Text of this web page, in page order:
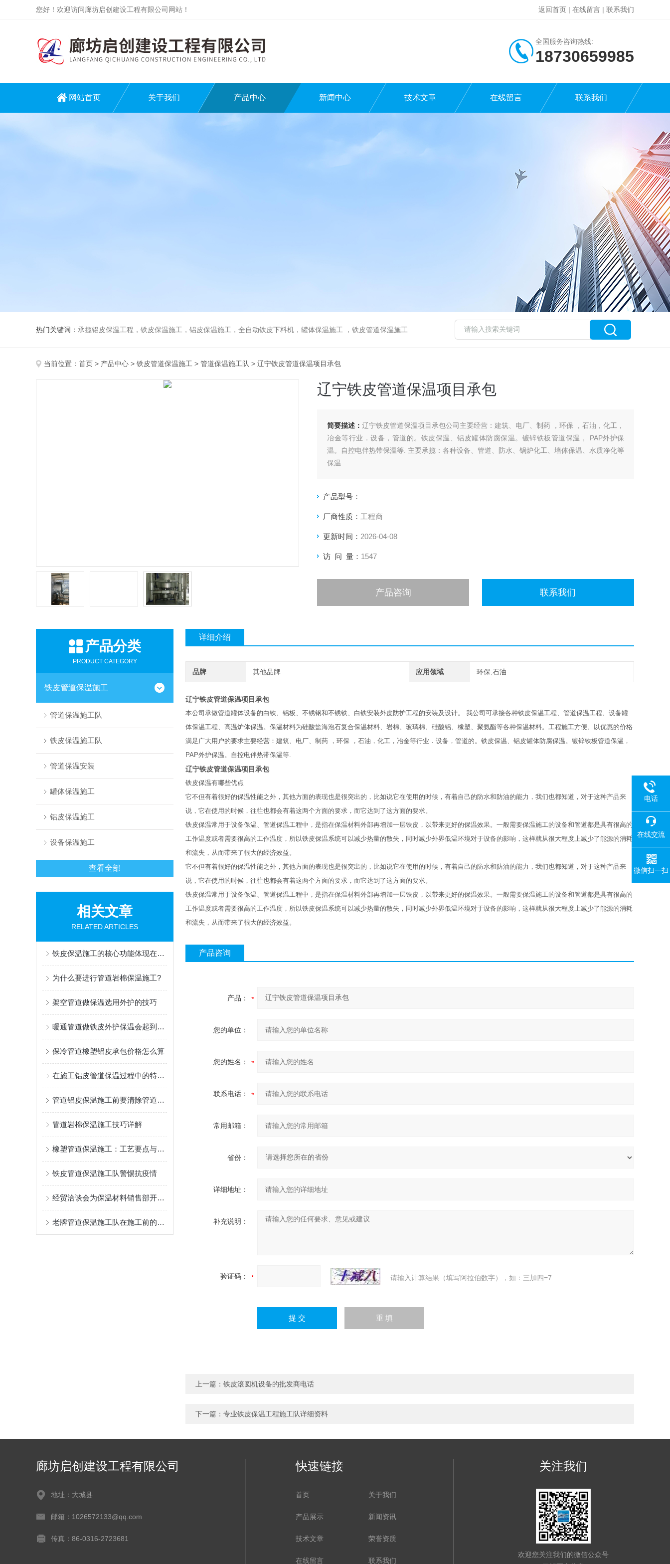
您好！欢迎访问廊坊启创建设工程有限公司网站！ 返回首页 | 在线留言 | 联系我们
全国服务咨询热线:
18730659985
网站首页 关于我们 产品中心 新闻中心 技术文章 在线留言 联系我们
热门关键词： 承揽铝皮保温工程，铁皮保温施工，铝皮保温施工，全自动铁皮下料机，罐体保温施工 ，铁皮管道保温施工
当前位置： 首页 > 产品中心 > 铁皮管道保温施工 > 管道保温施工队 > 辽宁铁皮管道保温项目承包
辽宁铁皮管道保温项目承包
简要描述： 辽宁铁皮管道保温项目承包公司主要经营：建筑、电厂、制药 ，环保 ，石油，化工，
冶金等行业．设备，管道的。铁皮保温、铝皮罐体防腐保温。镀锌铁板管道保温， PAP外护保
温。自控电伴热带保温等. 主要承揽：各种设备、管道、防水、锅炉化工、墙体保温、水质净化等
保温
产品型号：
厂商性质： 工程商
更新时间： 2026-04-08
访 问 量： 1547
产品咨询 联系我们
产品分类
PRODUCT CATEGORY
铁皮管道保温施工
管道保温施工队
铁皮保温施工队
管道保温安装
罐体保温施工
铝皮保温施工
设备保温施工
查看全部
相关文章
RELATED ARTICLES
铁皮保温施工的核心功能体现在三个方面
为什么要进行管道岩棉保温施工?
架空管道做保温选用外护的技巧
暖通管道做铁皮外护保温会起到什么作用
保冷管道橡塑铝皮承包价格怎么算
在施工铝皮管道保温过程中的特点是什么
管道铝皮保温施工前要清除管道表面的油污、铁锈、灰尘等杂物
管道岩棉保温施工技巧详解
橡塑管道保温施工：工艺要点与节能环保新趋势
铁皮管道保温施工队警惕抗疫情
经贸洽谈会为保温材料销售部开拓市场
老牌管道保温施工队在施工前的这四大准备工作
详细介绍
品牌 其他品牌 应用领域 环保,石油
辽宁铁皮管道保温项目承包
本公司承做管道罐体设备的白铁、铝板、不锈钢和不锈铁、白铁安装外皮防护工程的安装及设计。 我公司可承接各种铁皮保温工程、管道保温工程、设备罐
体保温工程、高温炉体保温。保温材料为硅酸盐海泡石复合保温材料、岩棉、玻璃棉、硅酸铝、橡塑、聚氨酯等各种保温材料。工程施工方便、以优惠的价格
满足广大用户的要求主要经营：建筑、电厂、制药 ，环保 ，石油，化工，冶金等行业．设备，管道的。铁皮保温、铝皮罐体防腐保温。镀锌铁板管道保温，
PAP外护保温。自控电伴热带保温等.
辽宁铁皮管道保温项目承包
铁皮保温有哪些优点
它不但有着很好的保温性能之外，其他方面的表现也是很突出的，比如说它在使用的时候，有着自己的防水和防油的能力，我们也都知道，对于这种产品来
说，它在使用的时候，往往也都会有着这两个方面的要求，而它达到了这方面的要求。
铁皮保温常用于设备保温、管道保温工程中，是指在保温材料外部再增加一层铁皮，以带来更好的保温效果。一般需要保温施工的设备和管道都是具有很高的
工作温度或者需要很高的工作温度，所以铁皮保温系统可以减少热量的散失，同时减少外界低温环境对于设备的影响，这样就从很大程度上减少了能源的消耗
和流失，从而带来了很大的经济效益。
它不但有着很好的保温性能之外，其他方面的表现也是很突出的，比如说它在使用的时候，有着自己的防水和防油的能力，我们也都知道，对于这种产品来
说，它在使用的时候，往往也都会有着这两个方面的要求，而它达到了这方面的要求。
铁皮保温常用于设备保温、管道保温工程中，是指在保温材料外部再增加一层铁皮，以带来更好的保温效果。一般需要保温施工的设备和管道都是具有很高的
工作温度或者需要很高的工作温度，所以铁皮保温系统可以减少热量的散失，同时减少外界低温环境对于设备的影响，这样就从很大程度上减少了能源的消耗
和流失，从而带来了很大的经济效益。
产品咨询
产品：
您的单位：
您的姓名：
联系电话：
常用邮箱：
省份：
详细地址：
补充说明：
验证码： 请输入计算结果（填写阿拉伯数字），如：三加四=7
上一篇： 铁皮滚圆机设备的批发商电话
下一篇： 专业铁皮保温工程施工队详细资料
廊坊启创建设工程有限公司
地址：大城县
邮箱：1026572133@qq.com
传真：86-0316-2723681
快速链接
首页 关于我们
产品展示 新闻资讯
技术文章 荣誉资质
在线留言 联系我们
关注我们
欢迎您关注我们的微信公众号
电话
在线交流
微信扫一扫